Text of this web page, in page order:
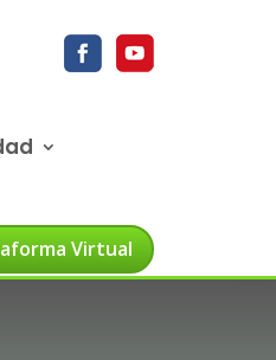
Virtual